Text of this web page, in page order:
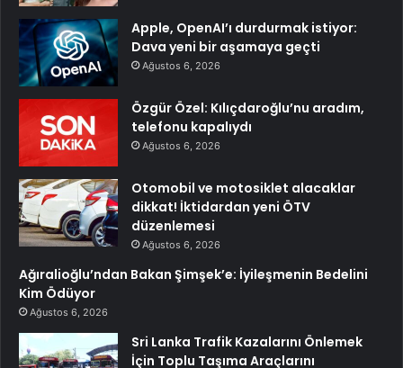
Apple, OpenAI’ı durdurmak istiyor:
Dava yeni bir aşamaya geçti
Ağustos 6, 2026
Özgür Özel: Kılıçdaroğlu’nu aradım,
telefonu kapalıydı
Ağustos 6, 2026
Otomobil ve motosiklet alacaklar
dikkat! İktidardan yeni ÖTV
düzenlemesi
Ağustos 6, 2026
Ağıralioğlu’ndan Bakan Şimşek’e: İyileşmenin Bedelini
Kim Ödüyor
Ağustos 6, 2026
Sri Lanka Trafik Kazalarını Önlemek
İçin Toplu Taşıma Araçlarını